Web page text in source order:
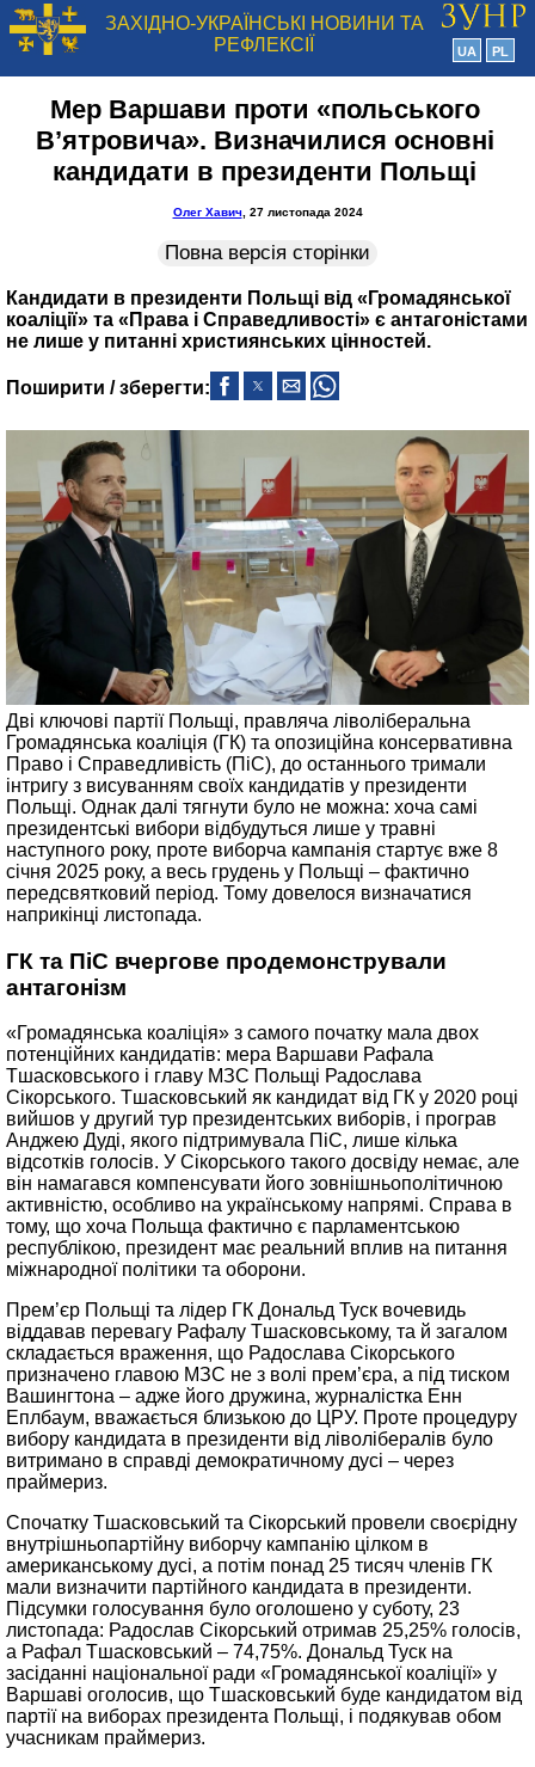
ЗАХІДНО-УКРАЇНСЬКІ НОВИНИ ТА
РЕФЛЕКСІЇ
UA PL
Мер Варшави проти «польського
В’ятровича». Визначилися основні
кандидати в президенти Польщі
Олег Хавич, 27 листопада 2024
Повна версія сторінки
Кандидати в президенти Польщі від «Громадянської
коаліції» та «Права і Справедливості» є антагоністами
не лише у питанні християнських цінностей.
Поширити / зберегти:
Дві ключові партії Польщі, правляча ліволіберальна
Громадянська коаліція (ГК) та опозиційна консервативна
Право і Справедливість (ПіС), до останнього тримали
інтригу з висуванням своїх кандидатів у президенти
Польщі. Однак далі тягнути було не можна: хоча самі
президентські вибори відбудуться лише у травні
наступного року, проте виборча кампанія стартує вже 8
січня 2025 року, а весь грудень у Польщі – фактично
передсвятковий період. Тому довелося визначатися
наприкінці листопада.
ГК та ПіС вчергове продемонстрували
антагонізм
«Громадянська коаліція» з самого початку мала двох
потенційних кандидатів: мера Варшави Рафала
Тшасковського і главу МЗС Польщі Радослава
Сікорського. Тшасковський як кандидат від ГК у 2020 році
вийшов у другий тур президентських виборів, і програв
Анджею Дуді, якого підтримувала ПіС, лише кілька
відсотків голосів. У Сікорського такого досвіду немає, але
він намагався компенсувати його зовнішньополітичною
активністю, особливо на українському напрямі. Справа в
тому, що хоча Польща фактично є парламентською
республікою, президент має реальний вплив на питання
міжнародної політики та оборони.
Прем’єр Польщі та лідер ГК Дональд Туск вочевидь
віддавав перевагу Рафалу Тшасковському, та й загалом
складається враження, що Радослава Сікорського
призначено главою МЗС не з волі прем’єра, а під тиском
Вашингтона – адже його дружина, журналістка Енн
Еплбаум, вважається близькою до ЦРУ. Проте процедуру
вибору кандидата в президенти від ліволібералів було
витримано в справді демократичному дусі – через
праймериз.
Спочатку Тшасковський та Сікорський провели своєрідну
внутрішньопартійну виборчу кампанію цілком в
американському дусі, а потім понад 25 тисяч членів ГК
мали визначити партійного кандидата в президенти.
Підсумки голосування було оголошено у суботу, 23
листопада: Радослав Сікорський отримав 25,25% голосів,
а Рафал Тшасковський – 74,75%. Дональд Туск на
засіданні національної ради «Громадянської коаліції» у
Варшаві оголосив, що Тшасковський буде кандидатом від
партії на виборах президента Польщі, і подякував обом
учасникам праймериз.